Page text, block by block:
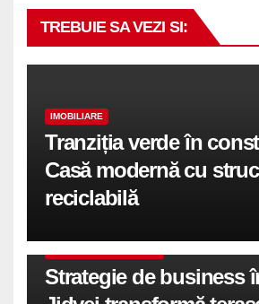
TREBUIE SA VEZI SI:
IMOBILIARE
Tranziția verde în
Casă modernă cu
reciclabilă
Strategie de business